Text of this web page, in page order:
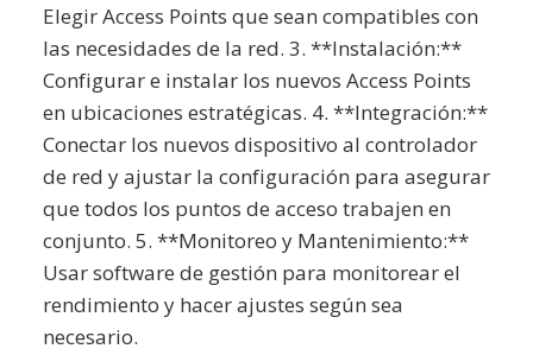
Elegir Access Points que sean compatibles con
las necesidades de la red. 3. **Instalación:**
Configurar e instalar los nuevos Access Points
en ubicaciones estratégicas. 4. **Integración:**
Conectar los nuevos dispositivo al controlador
de red y ajustar la configuración para asegurar
que todos los puntos de acceso trabajen en
conjunto. 5. **Monitoreo y Mantenimiento:**
Usar software de gestión para monitorear el
rendimiento y hacer ajustes según sea
necesario.